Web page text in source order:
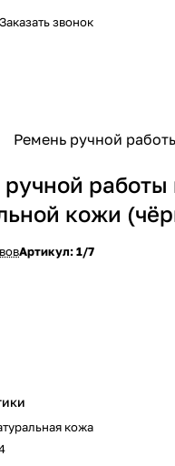
Заказать звонок
Ремень ручной
работы
кожи
Артикул:1/7
кожа